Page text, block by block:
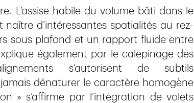
L’assise habile du volume bâti dans le
d’intéressantes spatialités au rez­-
sous plafond et un rapport fluide entre
également par le calepinage des
s’autorisent de subtils
dénaturer le caractère homogène
» s’affirme par l’intégration de volets